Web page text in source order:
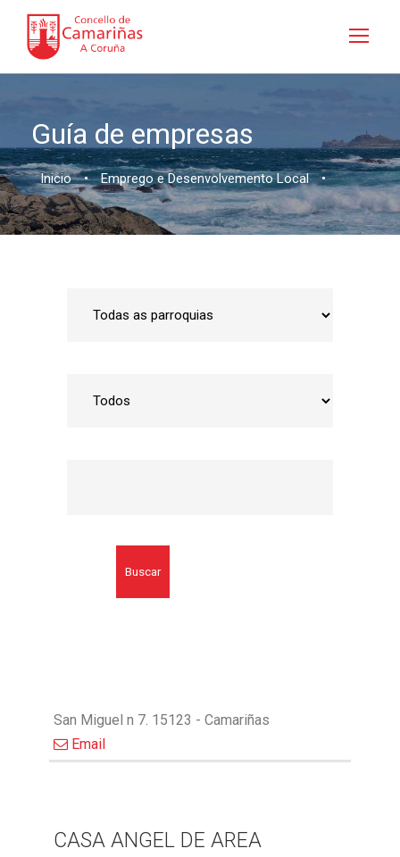
Guía de empresas
Inicio • Emprego e Desenvolvemento Local •
Buscar
San Miguel n 7. 15123 - Camariñas
Email
CASA ANGEL DE AREA